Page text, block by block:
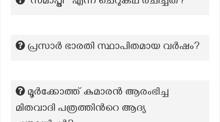
പ്രസാർ ഭാരതി സ്ഥാപിതമായ വർഷം?
മൂര്‍ക്കോത്ത് കുമാരന്‍ ആരംഭിച്ച
മിതവാദി പത്രത്തിന്‍റെ ആദ്യ